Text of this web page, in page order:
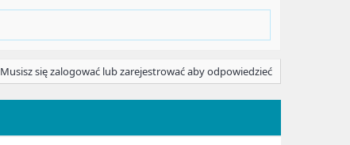
Musisz się zalogować lub zarejestrować aby odpowiedzieć